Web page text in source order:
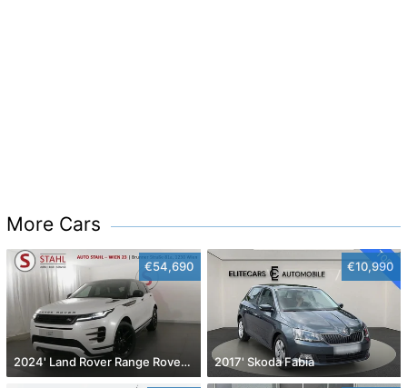
More Cars
€54,690
2024' Land Rover Range Rover Evoque
€10,990
2017' Skoda Fabia